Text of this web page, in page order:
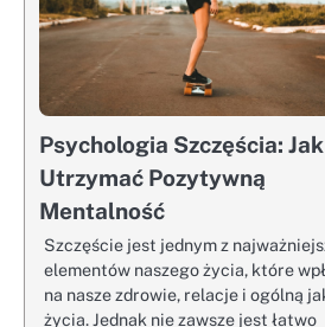
Psychologia Szczęścia: Jak
Utrzymać Pozytywną
Mentalność
Szczęście jest jednym z
elementów naszego życia, które
na nasze zdrowie, relacje i ogólną
życia. Jednak nie zawsze jest łatwo